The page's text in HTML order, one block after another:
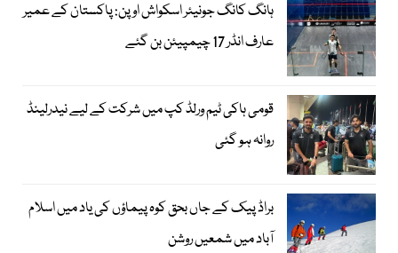
ہانگ کانگ جونیئر اسکواش اوپن: پاکستان کے عمیر
عارف انڈر 17 چیمپیئن بن گئے
قومی ہاکی ٹیم ورلڈ کپ میں شرکت کے لیے نیدرلینڈ
روانہ ہو گئی
براڈ پیک کے جاں بحق کوہ پیماؤں کی یاد میں اسلام
آباد میں شمعیں روشن